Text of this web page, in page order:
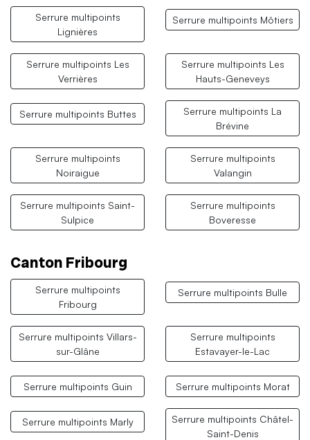
Serrure multipoints
Lignières
Serrure multipoints Môtiers
Serrure multipoints Les
Verrières
Serrure multipoints Les
Hauts-Geneveys
Serrure multipoints Buttes
Serrure multipoints La
Brévine
Serrure multipoints
Noiraigue
Serrure multipoints
Valangin
Serrure multipoints Saint-
Sulpice
Serrure multipoints
Boveresse
Canton Fribourg
Serrure multipoints
Fribourg
Serrure multipoints Bulle
Serrure multipoints Villars-
sur-Glâne
Serrure multipoints
Estavayer-le-Lac
Serrure multipoints Guin Serrure multipoints Morat
Serrure multipoints Marly
Serrure multipoints Châtel-
Saint-Denis